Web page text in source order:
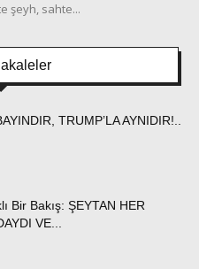
şeyh, sahte...
TRUMP’LA AYNIDIR!..
Bir Bakış: ŞEYTAN HER
VE...